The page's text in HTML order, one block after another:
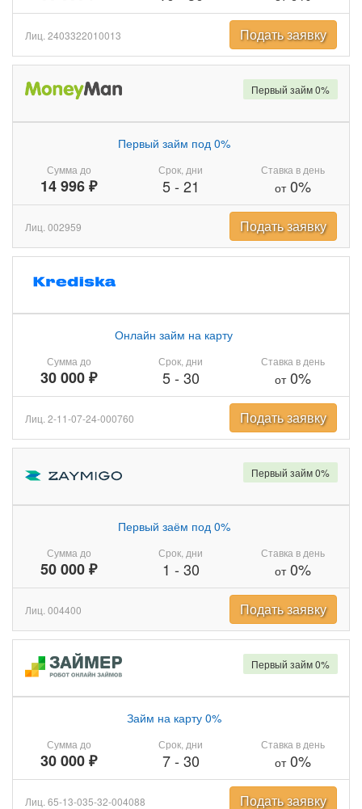
Лиц. 2403322010013 Подать заявку
Сумма до
14 996 ₽
Первый займ под 0%
Срок, дни
5- 21
Ставка в день
от0%
Первый займ 0%
Лиц. 002959 Подать заявку
Сумма до
30 000 ₽
Онлайн займ на карту
Срок, дни
5- 30
Ставка в день
от0%
Лиц. 2-11-07-24-000760 Подать заявку
Сумма до
50 000 ₽
Первый заём под 0%
Срок, дни
1 - 30
Ставка в день
от0%
Первый займ 0%
Лиц. 004400 Подать заявку
Сумма до
30 000 ₽
Займ на карту 0%
Срок, дни
7- 30
Ставка в день
от0%
Первый займ 0%
Лиц. 65-13-035-32-004088 Подать заявку